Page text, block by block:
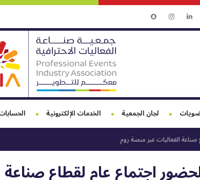
لجان الجمعية الخدمات الإلكترونية
الفعاليات عبر منصة زوم
اجتماع عام لقطاع